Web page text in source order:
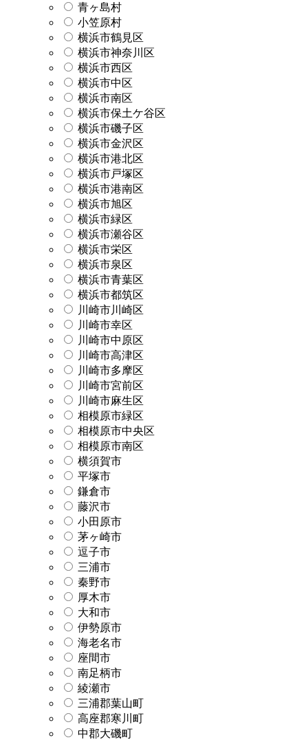
青ヶ島村
小笠原村
横浜市鶴見区
横浜市神奈川区
横浜市西区
横浜市中区
横浜市南区
横浜市保土ケ谷区
横浜市磯子区
横浜市金沢区
横浜市港北区
横浜市戸塚区
横浜市港南区
横浜市旭区
横浜市緑区
横浜市瀬谷区
横浜市栄区
横浜市泉区
横浜市青葉区
横浜市都筑区
川崎市川崎区
川崎市幸区
川崎市中原区
川崎市高津区
川崎市多摩区
川崎市宮前区
川崎市麻生区
相模原市緑区
相模原市中央区
相模原市南区
横須賀市
平塚市
鎌倉市
藤沢市
小田原市
茅ヶ崎市
逗子市
三浦市
秦野市
厚木市
大和市
伊勢原市
海老名市
座間市
南足柄市
綾瀬市
三浦郡葉山町
高座郡寒川町
中郡大磯町